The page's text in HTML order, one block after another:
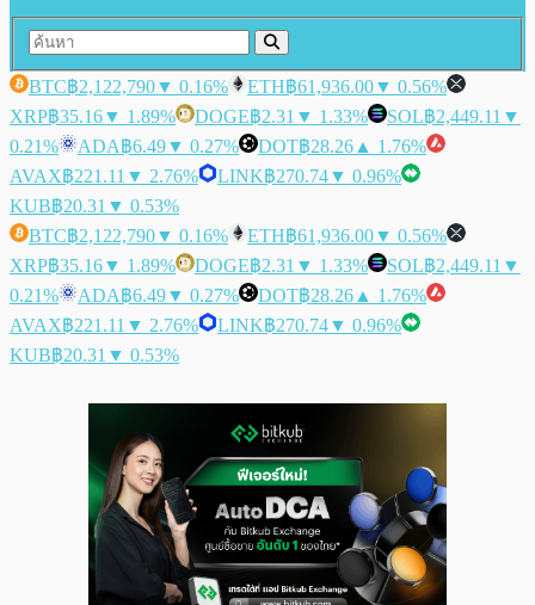
BTC฿2,122,790▼ 0.16% ETH฿61,936.00▼ 0.56%
XRP฿35.16▼ 1.89% DOGE฿2.31 ▼ 1.33% SOL฿2,449.11 ▼
0.21%
ADA฿6.49▼ 0.27% DOT฿28.26 ▲ 1.76%
AVAX฿221.11 ▼ 2.76% LINK฿270.74▼ 0.96%
KUB฿20.31 ▼ 0.53%
BTC฿2,122,790▼ 0.16% ETH฿61,936.00▼ 0.56%
XRP฿35.16▼ 1.89% DOGE฿2.31 ▼ 1.33% SOL฿2,449.11 ▼
0.21%
ADA฿6.49▼ 0.27% DOT฿28.26 ▲ 1.76%
AVAX฿221.11 ▼ 2.76% LINK฿270.74▼ 0.96%
KUB฿20.31 ▼ 0.53%